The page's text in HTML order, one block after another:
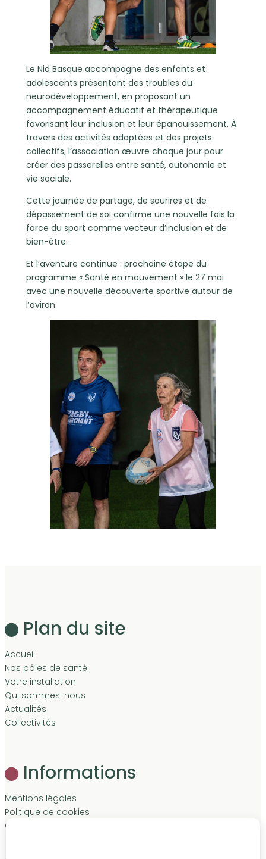
Le Nid Basque accompagne des enfants et
adolescents présentant des troubles du
neurodéveloppement, en proposant un
accompagnement éducatif et thérapeutique
favorisant leur inclusion et leur épanouissement. À
travers des activités adaptées et des projets
collectifs, l’association œuvre chaque jour pour
créer des passerelles entre santé, autonomie et
vie sociale.
Cette journée de partage, de sourires et de
dépassement de soi confirme une nouvelle fois la
force du sport comme vecteur d’inclusion et de
bien-être.
Et l’aventure continue : prochaine étape du
programme « Santé en mouvement » le 27 mai
avec une nouvelle découverte sportive autour de
l’aviron.
Plan du site
Accueil
Nos pôles de santé
Votre installation
Qui sommes-nous
Actualités
Collectivités
Informations
Mentions légales
Politique de cookies
Contact